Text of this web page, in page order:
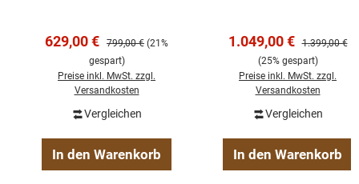
Verkaufspreis:
629,00 € Regulärer Preis:
799,00 € (21%
gespart)
Preise inkl. MwSt. zzgl.
Versandkosten
Vergleichen
In den Warenkorb
individuell &
hochwertig weiss
Verkaufspreis:
1.049,00 € Regulärer
1.399,00 €
(25% gespart)
Preise inkl. MwSt. zzgl.
Versandkosten
Vergleichen
In den Warenkorb